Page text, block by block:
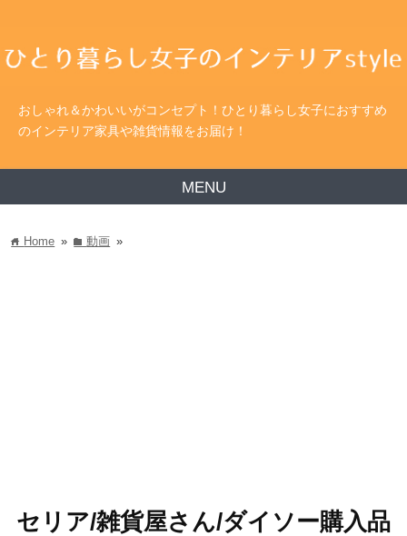
おしゃれ＆かわいいがコンセプト！ひとり暮らし女子におすすめ
のインテリア家具や雑貨情報をお届け！
MENU
home Home » folder動画 »
セリア/雑貨屋さん/ダイソー購入品